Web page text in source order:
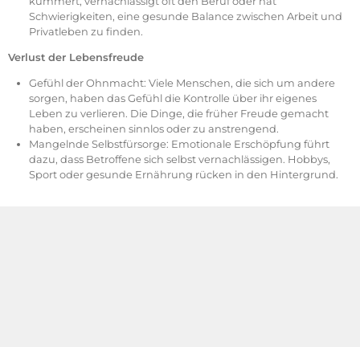
Schwierigkeiten, eine gesunde Balance zwischen Arbeit und
Privatleben zu finden.
Verlust der Lebensfreude
Gefühl der Ohnmacht: Viele Menschen, die sich um andere
sorgen, haben das Gefühl die Kontrolle über ihr eigenes
Leben zu verlieren. Die Dinge, die früher Freude gemacht
haben, erscheinen sinnlos oder zu anstrengend.
Mangelnde Selbstfürsorge: Emotionale Erschöpfung führt
dazu, dass Betroffene sich selbst vernachlässigen. Hobbys,
Sport oder gesunde Ernährung rücken in den Hintergrund.